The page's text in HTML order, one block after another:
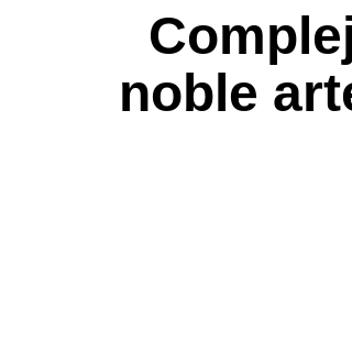
noble